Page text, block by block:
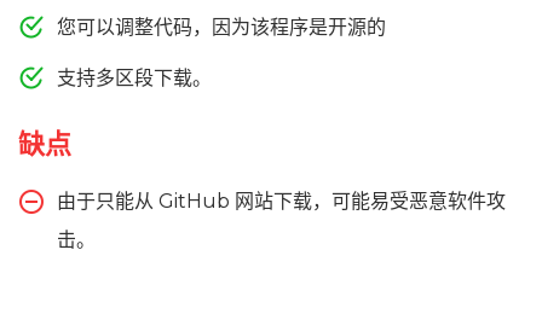
您可以调整代码，因为该程序是开源的
支持多区段下载。
缺点
由于只能从 GitHub 网站下载，可能易受恶意软件攻
击。